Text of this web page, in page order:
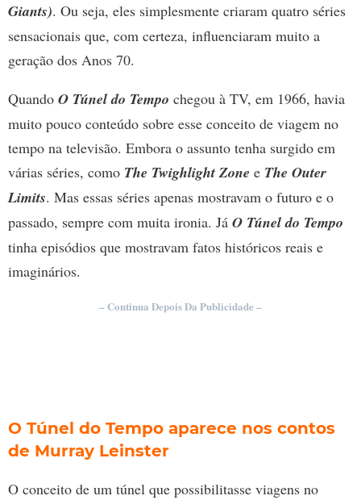
Giants). Ou seja, eles simplesmente criaram quatro séries
sensacionais que, com certeza, influenciaram muito a
geração dos Anos 70.
Quando O Túnel do Tempo chegou à TV, em 1966, havia
muito pouco conteúdo sobre esse conceito de viagem no
tempo na televisão. Embora o assunto tenha surgido em
várias séries, como The Twighlight Zone e The Outer
Limits. Mas essas séries apenas mostravam o futuro e o
passado, sempre com muita ironia. Já O Túnel do Tempo
tinha episódios que mostravam fatos históricos reais e
imaginários.
– Continua Depois Da Publicidade –
O Túnel do Tempo aparece nos contos
de Murray Leinster
O conceito de um túnel que possibilitasse viagens no